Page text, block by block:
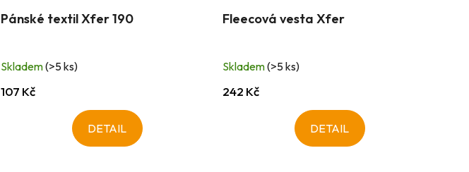
Pánské textil Xfer 190
Skladem(>5 ks)
107 Kč
DETAIL
Fleecová vesta Xfer
Skladem(>5 ks)
242 Kč
DETAIL